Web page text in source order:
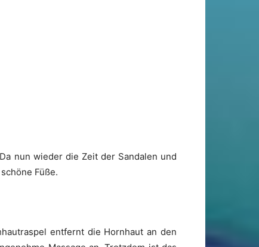
nun wieder die Zeit der Sandalen und
Füße.
entfernt die Hornhaut an den